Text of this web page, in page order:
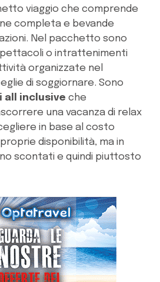
viaggio che comprende
completa e bevande
Nel pacchetto sono
o intrattenimenti
organizzate nel
di soggiornare. Sono
all inclusive che
una vacanza di relax
in base al costo
disponibilità, ma in
scontati e quindi piuttosto